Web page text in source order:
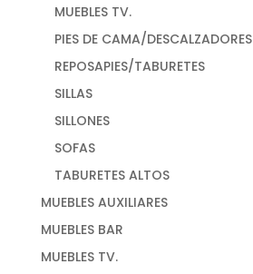
MUEBLES TV.
PIES DE CAMA/DESCALZADORES
REPOSAPIES/TABURETES
SILLAS
SILLONES
SOFAS
TABURETES ALTOS
MUEBLES AUXILIARES
MUEBLES BAR
MUEBLES TV.